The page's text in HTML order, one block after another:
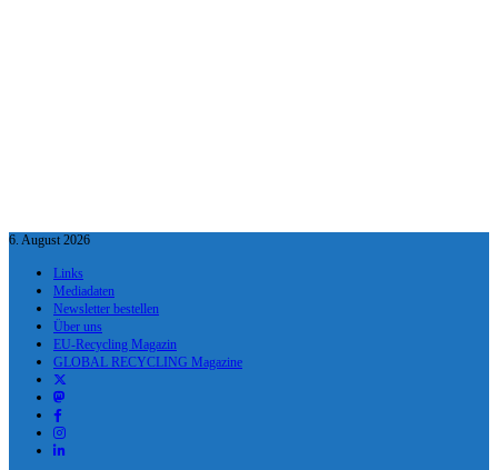
6. August 2026
Links
Mediadaten
Newsletter bestellen
Über uns
EU-Recycling Magazin
GLOBAL RECYCLING Magazine